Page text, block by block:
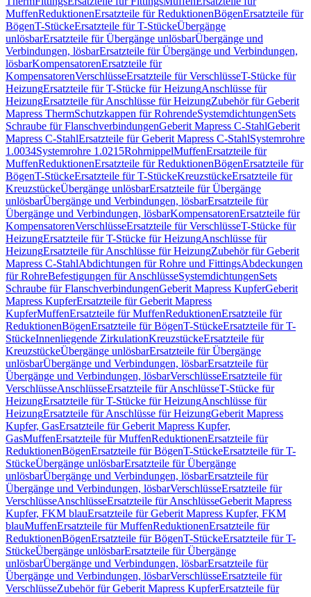
MuffenReduktionenErsatzteile für ReduktionenBögenErsatzteile für
BögenT-StückeErsatzteile für T-StückeÜbergänge
unlösbarErsatzteile für Übergänge unlösbarÜbergänge und
Verbindungen, lösbarErsatzteile für Übergänge und Verbindungen,
lösbarKompensatorenErsatzteile für
KompensatorenVerschlüsseErsatzteile für VerschlüsseT-Stücke für
HeizungErsatzteile für T-Stücke für HeizungAnschlüsse für
HeizungErsatzteile für Anschlüsse für HeizungZubehör für Geberit
Mapress ThermSchutzkappen für RohrendeSystemdichtungenSets
Schraube für FlanschverbindungenGeberit Mapress C-StahlGeberit
Mapress C-StahlErsatzteile für Geberit Mapress C-StahlSystemrohre
1.0034Systemrohre 1.0215RohrnippelMuffenErsatzteile für
MuffenReduktionenErsatzteile für ReduktionenBögenErsatzteile für
BögenT-StückeErsatzteile für T-StückeKreuzstückeErsatzteile für
KreuzstückeÜbergänge unlösbarErsatzteile für Übergänge
unlösbarÜbergänge und Verbindungen, lösbarErsatzteile für
Übergänge und Verbindungen, lösbarKompensatorenErsatzteile für
KompensatorenVerschlüsseErsatzteile für VerschlüsseT-Stücke für
HeizungErsatzteile für T-Stücke für HeizungAnschlüsse für
HeizungErsatzteile für Anschlüsse für HeizungZubehör für Geberit
Mapress C-StahlAbdichtungen für Rohre und FittingsAbdeckungen
für RohreBefestigungen für AnschlüsseSystemdichtungenSets
Schraube für FlanschverbindungenGeberit Mapress KupferGeberit
Mapress KupferErsatzteile für Geberit Mapress
KupferMuffenErsatzteile für MuffenReduktionenErsatzteile für
ReduktionenBögenErsatzteile für BögenT-StückeErsatzteile für T-
StückeInnenliegende ZirkulationKreuzstückeErsatzteile für
KreuzstückeÜbergänge unlösbarErsatzteile für Übergänge
unlösbarÜbergänge und Verbindungen, lösbarErsatzteile für
Übergänge und Verbindungen, lösbarVerschlüsseErsatzteile für
VerschlüsseAnschlüsseErsatzteile für AnschlüsseT-Stücke für
HeizungErsatzteile für T-Stücke für HeizungAnschlüsse für
HeizungErsatzteile für Anschlüsse für HeizungGeberit Mapress
Kupfer, GasErsatzteile für Geberit Mapress Kupfer,
GasMuffenErsatzteile für MuffenReduktionenErsatzteile für
ReduktionenBögenErsatzteile für BögenT-StückeErsatzteile für T-
StückeÜbergänge unlösbarErsatzteile für Übergänge
unlösbarÜbergänge und Verbindungen, lösbarErsatzteile für
Übergänge und Verbindungen, lösbarVerschlüsseErsatzteile für
VerschlüsseAnschlüsseErsatzteile für AnschlüsseGeberit Mapress
Kupfer, FKM blauErsatzteile für Geberit Mapress Kupfer, FKM
blauMuffenErsatzteile für MuffenReduktionenErsatzteile für
ReduktionenBögenErsatzteile für BögenT-StückeErsatzteile für T-
StückeÜbergänge unlösbarErsatzteile für Übergänge
unlösbarÜbergänge und Verbindungen, lösbarErsatzteile für
Übergänge und Verbindungen, lösbarVerschlüsseErsatzteile für
VerschlüsseZubehör für Geberit Mapress KupferErsatzteile für